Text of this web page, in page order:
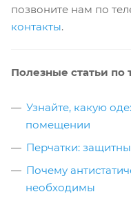
позвоните нам по
контакты.
Полезные статьи по
Узнайте, какую
помещении
Перчатки:
Почему
необходимы